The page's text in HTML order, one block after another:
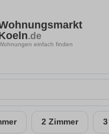
.de
einfach finden
2 Zimmer